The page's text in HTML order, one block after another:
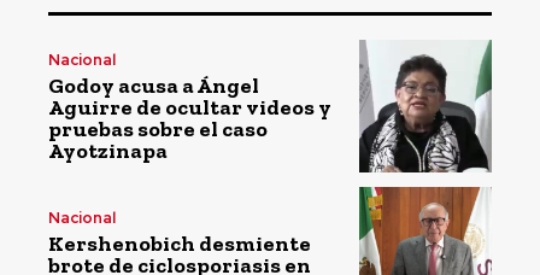
Nacional
Godoy acusa a Ángel
Aguirre de ocultar videos y
pruebas sobre el caso
Ayotzinapa
Nacional
Kershenobich desmiente
brote de ciclosporiasis en